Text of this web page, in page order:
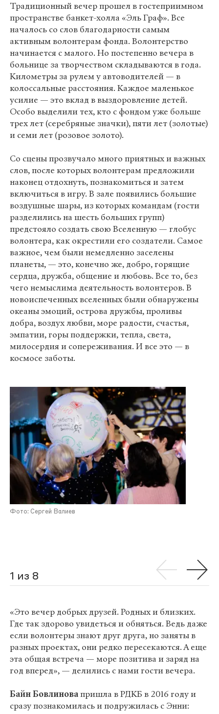
Традиционный вечер прошел в гостеприимном
пространстве банкет-холла «Эль Граф». Все
началось со слов благодарности самым
активным волонтерам фонда. Волонтерство
начинается с малого. Но постепенно вечера в
больнице за творчеством складываются в года.
Километры за рулем у автоводителей — в
колоссальные расстояния. Каждое маленькое
усилие — это вклад в выздоровление детей.
Особо выделили тех, кто с фондом уже больше
трех лет (серебряные значки), пяти лет (золотые)
и семи лет (розовое золото).
Со сцены прозвучало много приятных и важных
слов, после которых волонтерам предложили
наконец отдохнуть, познакомиться и затем
включиться в игру. В зале появились большие
воздушные шары, из которых командам (гости
разделились на шесть больших групп)
предстояло создать свою Вселенную — глобус
волонтера, как окрестили его создатели. Самое
важное, чем были немедленно заселены
планеты, — это, конечно же, добро, горящие
сердца, дружба, общение и любовь. Все то, без
чего немыслима деятельность волонтеров. В
новоиспеченных вселенных были обнаружены
океаны эмоций, острова дружбы, проливы
добра, воздух любви, море радости, счастья,
эмпатии, горы поддержки, тепла, света,
милосердия и сопереживания. И все это — в
космосе заботы.
Фото: Сергей Валиев
1 из 8
«Это вечер добрых друзей. Родных и близких.
Где так здорово увидеться и обняться. Ведь даже
если волонтеры знают друг друга, но заняты в
разных проектах, они редко пересекаются. А еще
эта общая встреча — море позитива и заряд на
год вперед», — делились с нами гости вечера.
Байн Бовлиновапришла в РДКБ в 2016 году и
сразу познакомилась и подружилась с Энни: